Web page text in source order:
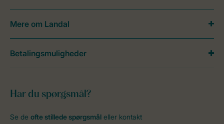
Har du spørgsmål?
Se de ofte stillede spørgsmål eller kontakt
Mere om Landal
Betalingsmuligheder